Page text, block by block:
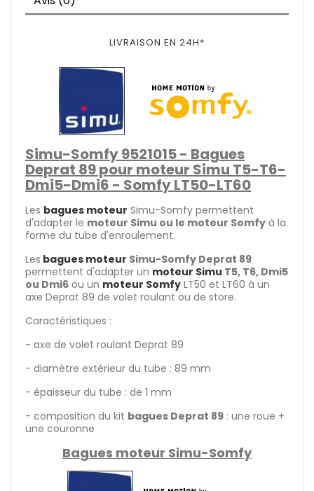
LIVRAISON EN 24H*
Simu-Somfy9521015- Bagues
Deprat 89 pour moteur Simu T5-T6-
Dmi5-Dmi6 - Somfy LT50-LT60
Les bagues moteur Simu-Somfy permettent
d'adapter le moteur Simu ou le moteur Somfy à la
forme du tube d'enroulement.
Les bagues moteur Simu-Somfy Deprat 89
permettent d'adapter un moteur Simu T5, T6, Dmi5
ou Dmi6 ou un moteur Somfy LT50 et LT60 à un
axe Deprat 89 de volet roulant ou de store.
Caractéristiques :
- axe de volet roulant Deprat 89
- diamètre extérieur du tube : 89 mm
- épaisseur du tube : de 1 mm
- composition du kit bagues Deprat 89 : une roue +
une couronne
Bagues moteur Simu-Somfy